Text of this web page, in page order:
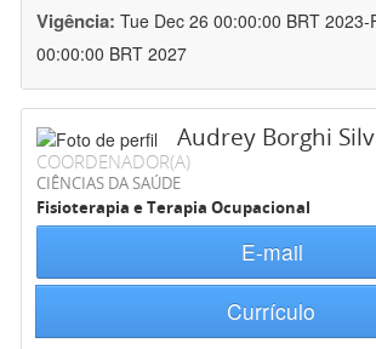
Vigência: Tue Dec 26 00:00:00 BRT 2023-
00:00:00 BRT 2027
Audrey Borghi
COORDENADOR(A)
CIÊNCIAS DA SAÚDE
Fisioterapia e Terapia Ocupacional
E-mail
Currículo